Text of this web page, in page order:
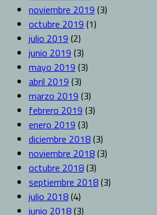
noviembre 2019 (3)
octubre 2019 (1)
julio 2019 (2)
junio 2019 (3)
mayo 2019 (3)
abril 2019 (3)
marzo 2019 (3)
febrero 2019 (3)
enero 2019 (3)
diciembre 2018(3)
noviembre 2018(3)
octubre 2018(3)
septiembre 2018(3)
julio 2018(4)
junio 2018(3)